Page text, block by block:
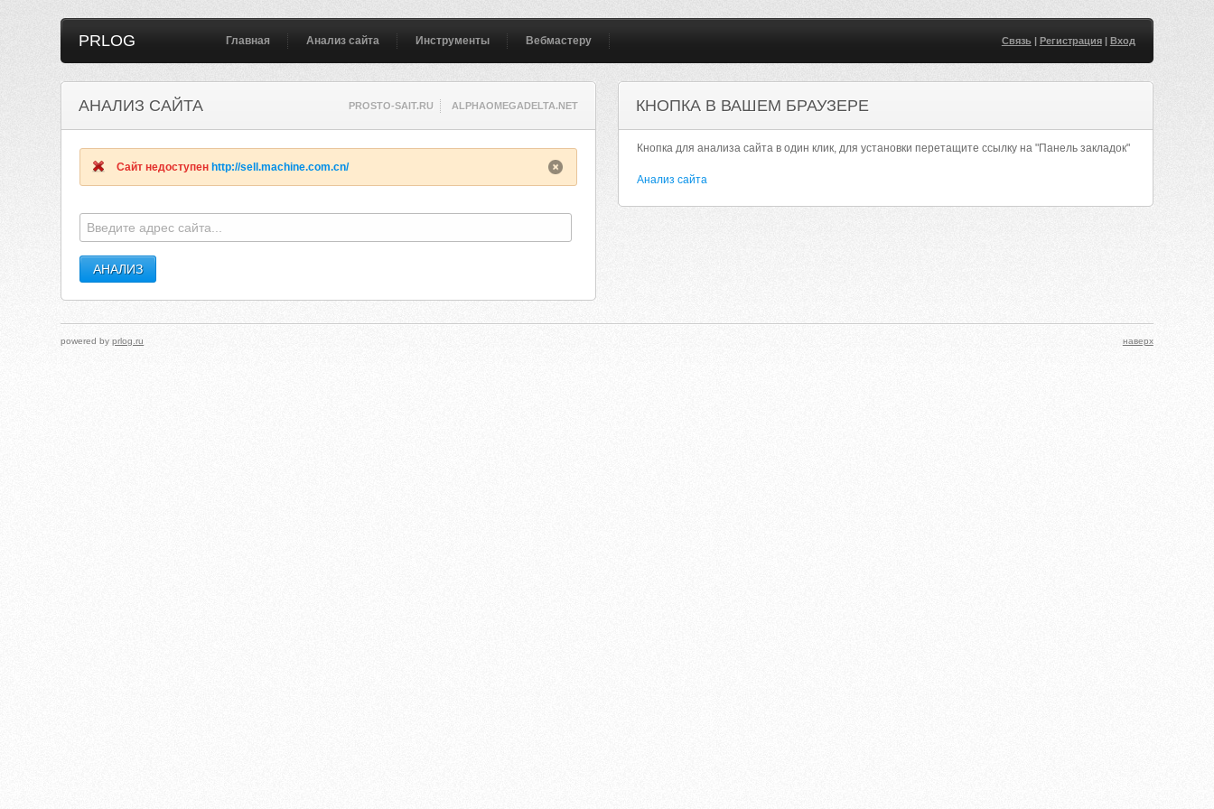
PRLOG Главная Анализ сайта Инструменты Вебмастеру Связь| Регистрация| Вход
АНАЛИЗ САЙТА PROSTO-SAIT.RU ALPHAOMEGADELTA.NET
Сайт недоступен http://sell.machine.com.cn/
КНОПКА В ВАШЕМ БРАУЗЕРЕ
Кнопка для анализа сайта в один клик, для установки перетащите ссылку на "Панель закладок"
Анализ сайта
powered byprlog.ru наверх